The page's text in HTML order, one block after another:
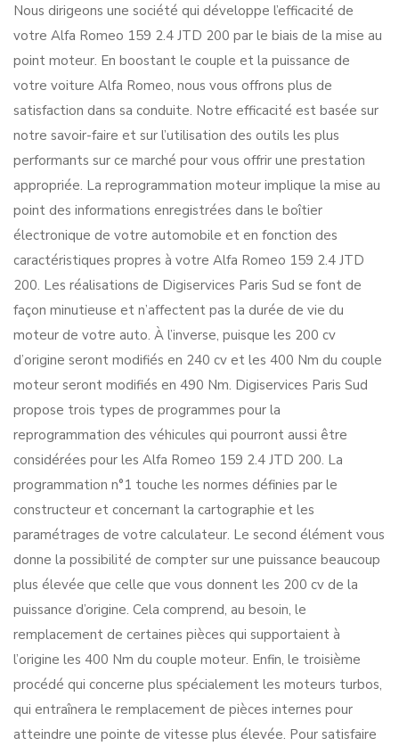
Nous dirigeons une société qui développe l’efficacité de
votre Alfa Romeo 159 2.4 JTD 200 par le biais de la mise au
point moteur. En boostant le couple et la puissance de
votre voiture Alfa Romeo, nous vous offrons plus de
satisfaction dans sa conduite. Notre efficacité est basée sur
notre savoir-faire et sur l’utilisation des outils les plus
performants sur ce marché pour vous offrir une prestation
appropriée. La reprogrammation moteur implique la mise au
point des informations enregistrées dans le boîtier
électronique de votre automobile et en fonction des
caractéristiques propres à votre Alfa Romeo 159 2.4 JTD
200. Les réalisations de Digiservices Paris Sud se font de
façon minutieuse et n’affectent pas la durée de vie du
moteur de votre auto. À l’inverse, puisque les 200 cv
d’origine seront modifiés en 240 cv et les 400 Nm du couple
moteur seront modifiés en 490 Nm. Digiservices Paris Sud
propose trois types de programmes pour la
reprogrammation des véhicules qui pourront aussi être
considérées pour les Alfa Romeo 159 2.4 JTD 200. La
programmation n°1 touche les normes définies par le
constructeur et concernant la cartographie et les
paramétrages de votre calculateur. Le second élément vous
donne la possibilité de compter sur une puissance beaucoup
plus élevée que celle que vous donnent les 200 cv de la
puissance d’origine. Cela comprend, au besoin, le
remplacement de certaines pièces qui supportaient à
l’origine les 400 Nm du couple moteur. Enfin, le troisième
procédé qui concerne plus spécialement les moteurs turbos,
qui entraînera le remplacement de pièces internes pour
atteindre une pointe de vitesse plus élevée. Pour satisfaire